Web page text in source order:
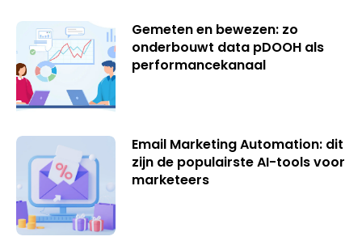
Gemeten en bewezen: zo
onderbouwt data pDOOH als
performancekanaal
Email Marketing Automation: dit
zijn de populairste AI-tools voor
marketeers